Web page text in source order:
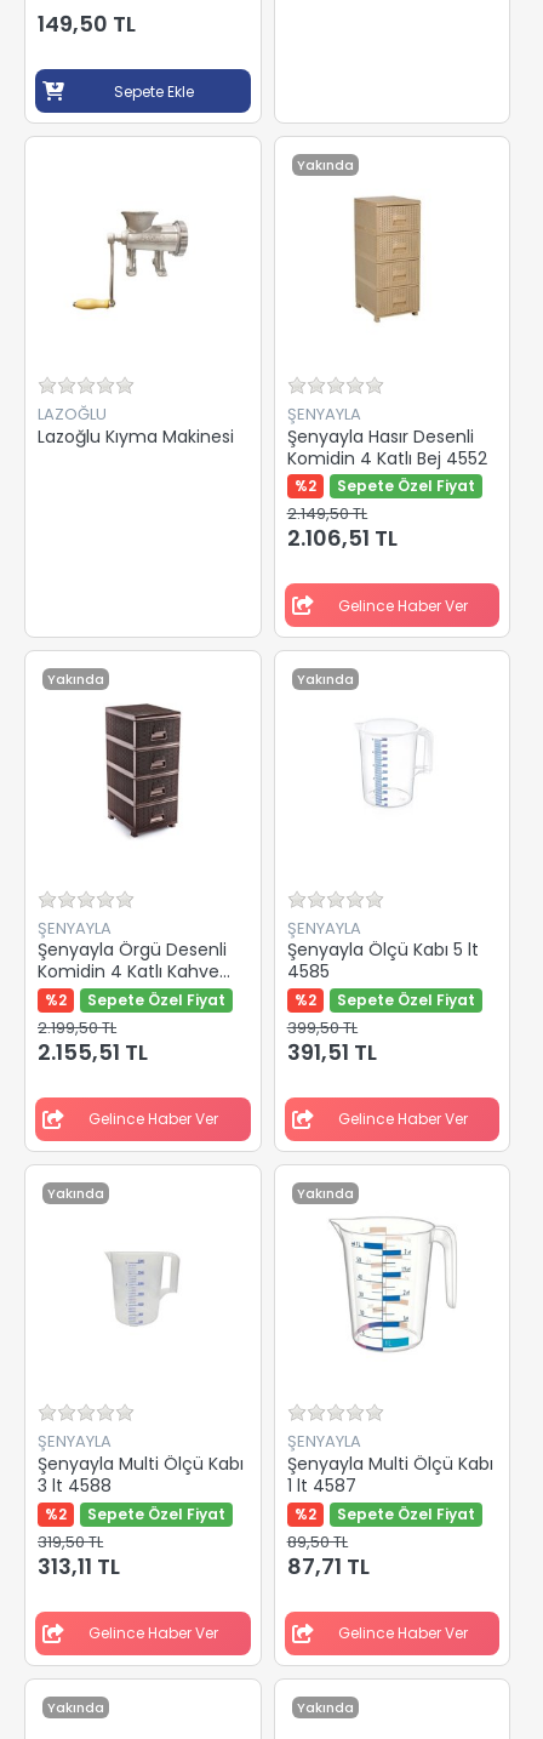
149,50 TL
Sepete Ekle
LAZOĞLU
Lazoğlu Kıyma Makinesi
Yakında
ŞENYAYLA
Şenyayla Hasır Desenli
Komidin 4 Katlı Bej 4552
%2 Sepete Özel Fiyat
2.149,50 TL
2.106,51 TL
Gelince Haber Ver
Yakında
ŞENYAYLA
Şenyayla Örgü Desenli
Komidin 4 Katlı Kahve
4553
%2 Sepete Özel Fiyat
2.199,50 TL
2.155,51 TL
Gelince Haber Ver
Yakında
ŞENYAYLA
Şenyayla Ölçü Kabı 5 lt
4585
%2 Sepete Özel Fiyat
399,50 TL
391,51 TL
Gelince Haber Ver
Yakında
ŞENYAYLA
Şenyayla Multi Ölçü Kabı
3 lt 4588
%2 Sepete Özel Fiyat
319,50 TL
313,11 TL
Gelince Haber Ver
Yakında
ŞENYAYLA
Şenyayla Multi Ölçü Kabı
1 lt 4587
%2 Sepete Özel Fiyat
89,50 TL
87,71 TL
Gelince Haber Ver
Yakında Yakında